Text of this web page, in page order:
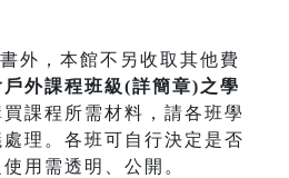
外，本館不另收取其他費
外課程班級(詳簡章)之學
買課程所需材料，請各班學
理。各班可自行決定是否
用需透明、公開。